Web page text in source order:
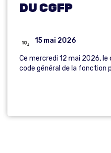
DU CGFP
15 mai 2026
Ce mercredi 12 mai 2026,
code général de la fonction